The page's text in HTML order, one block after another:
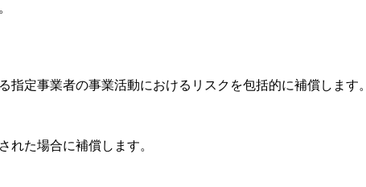
定事業者の事業活動におけるリスクを包括的に補償します。
れた場合に補償します。